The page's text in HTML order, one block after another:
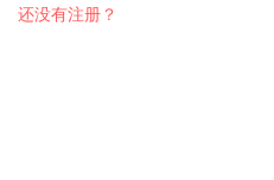
还没有注册？